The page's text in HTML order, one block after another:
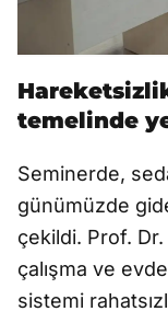
temelinde
Seminerde,
günümüzde
çekildi. Prof.
çalışma ve
sistemi